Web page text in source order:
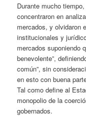
Durante mucho
concentraron en
mercados, y olvidaron
institucionales y
mercados suponiendo
benevolente”,
común”, sin
en esto con buena
Tal como define al
monopolio de la
gobernados.